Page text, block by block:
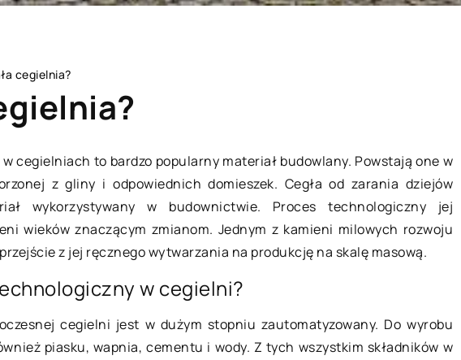
cegielnia?
cegielniach to bardzo popularny materiał budowlany. Powstają one w
z gliny i odpowiednich domieszek. Cegła od zarania dziejów
wykorzystywany w budownictwie. Proces technologiczny jej
wieków znaczącym zmianom. Jednym z kamieni milowych rozwoju
z jej ręcznego wytwarzania na produkcję na skalę masową.
w cegielni?
cegielni jest w dużym stopniu zautomatyzowany. Do wyrobu
piasku, wapnia, cementu i wody. Z tych wszystkim składników w
I OTOCZENIE SPOSÓB ŻYCIA I STYL